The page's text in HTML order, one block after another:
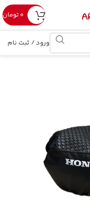
۰ تومان
ورود / ثبت نام